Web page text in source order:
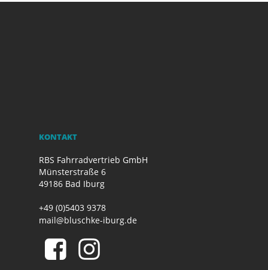
KONTAKT
RBS Fahrradvertrieb GmbH
Münsterstraße 6
49186 Bad Iburg
+49 (0)5403 9378
mail@bluschke-iburg.de